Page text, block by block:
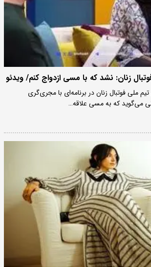
زنان: نشد که با مسی ازدواج کنم/ ویدئو
ملی فوتبال زنان در برنامه‌ای با مجری‌گری
می‌گوید که به مسی علاقه…